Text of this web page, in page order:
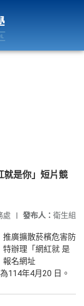
就是你」短片競
發布人： 衛生組
處 |
廣擴散菸檳危害防
辦理「網紅就 是
報名網址
114年4月20 日。